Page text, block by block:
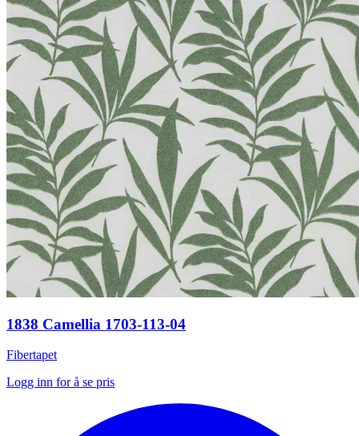
1838 Camellia 1703-113-04
Fibertapet
Logg inn for å se pris